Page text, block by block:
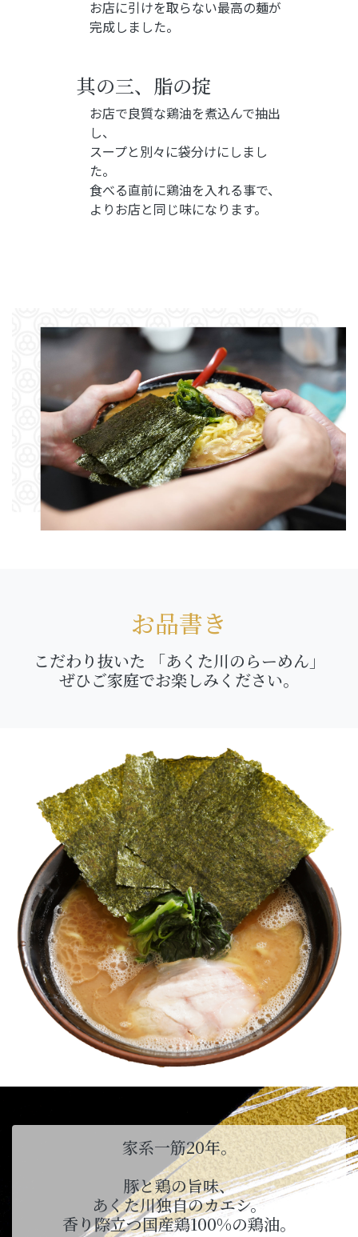
お店に引けを取らない最高の麺が
完成しました。
其の三、 脂の掟
お店で良質な鶏油を煮込んで抽出
し、
スープと別々に袋分けにしまし
た。
食べる直前に鶏油を入れる事で、
よりお店と同じ味になります。
お品書き
こだわり抜いた
「あくた川のらーめん」
ぜひご家庭でお楽しみください。
家系一筋20年。
豚と鶏の旨味、
あくた川独自のカエシ。
香り際立つ国産鶏100%の鶏油。